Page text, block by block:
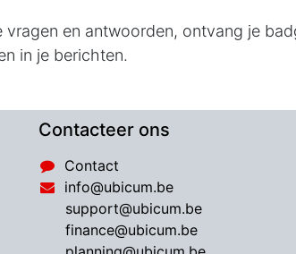
en antwoorden, ontvang je
in je berichten.
Contacteer ons
Contact
info@ubicum.be
support@ubicum.be
​finance@ubicum.be